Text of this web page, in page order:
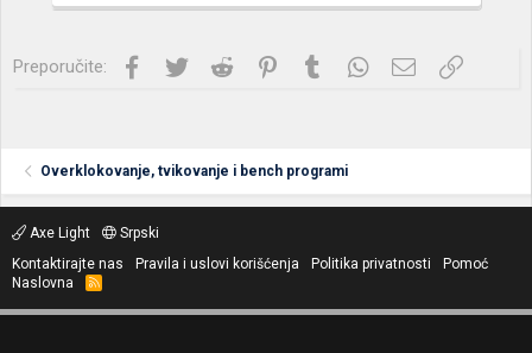
Preporučite: Facebook
Twitter Reddit PinterestTumblrWhatsApp
Imejl Link
Overklokovanje, tvikovanje i bench programi
Axe Light
Srpski
Kontaktirajte nas
Pravila i uslovi korišćenja Politika privatnosti
Pomoć
Naslovna
R
S